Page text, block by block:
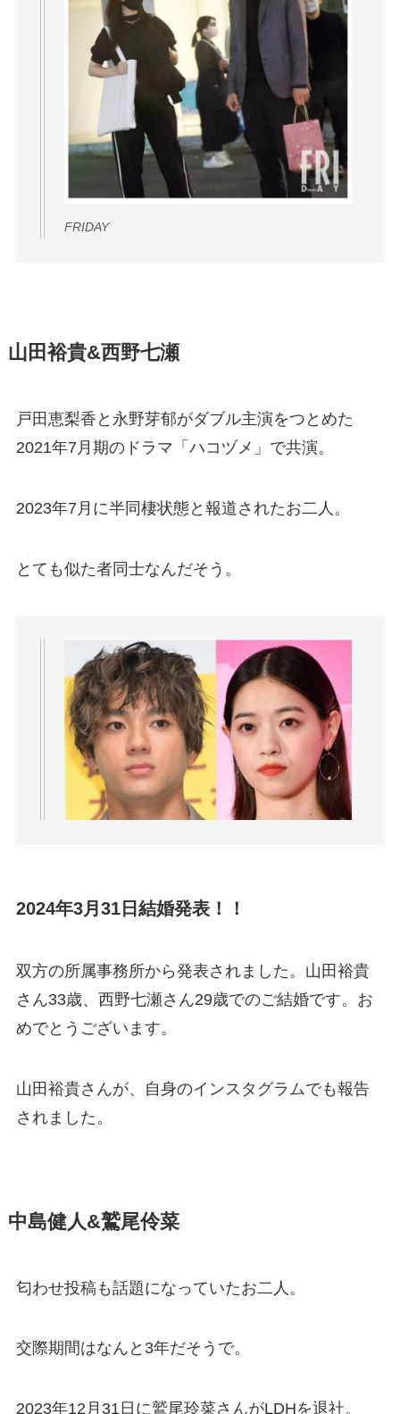
FRIDAY
山田裕貴&西野七瀬
戸田恵梨香と永野芽郁がダブル主演をつとめた
2021年7月期のドラマ「ハコヅメ」で共演。
2023年7月に半同棲状態と報道されたお二人。
とても似た者同士なんだそう。
2024年3月31日結婚発表！！
双方の所属事務所から発表されました。山田裕貴
さん33歳、西野七瀬さん29歳でのご結婚です。お
めでとうございます。
山田裕貴さんが、自身のインスタグラムでも報告
されました。
中島健人&鷲尾伶菜
匂わせ投稿も話題になっていたお二人。
交際期間はなんと3年だそうで。
2023年12月31日に鷲尾玲菜さんがLDHを退社。